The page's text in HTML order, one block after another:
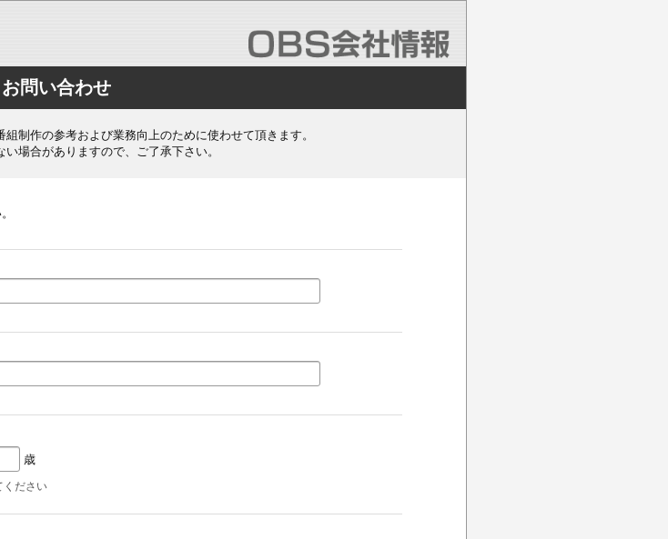
お問い合わせ
制作の参考および業務向上のために使わせて頂きます。
場合がありますので、ご了承下さい。
歳
ください